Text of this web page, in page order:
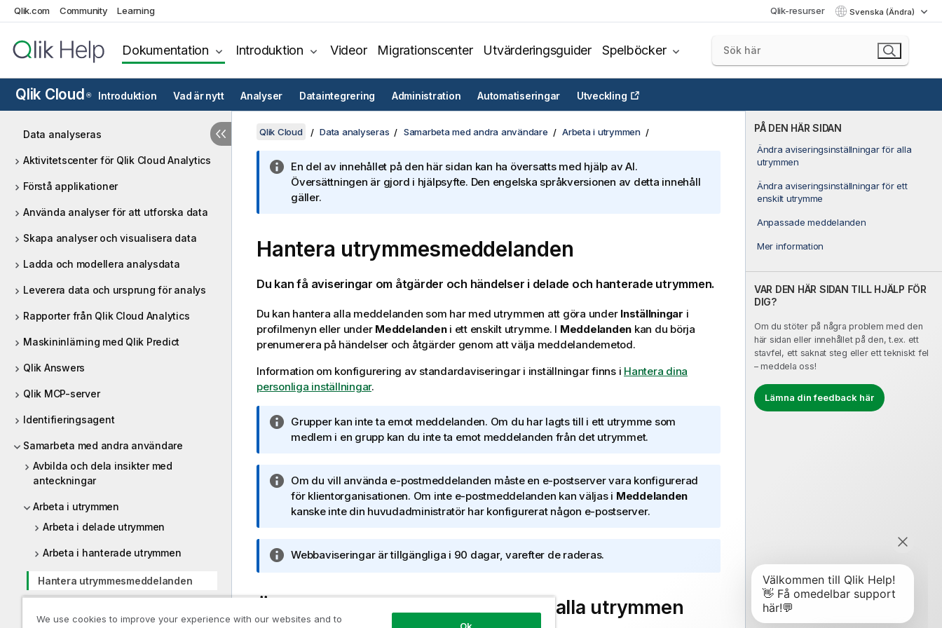
Qlik.com Community Learning Qlik-resurser Svenska (Ändra)
Dokumentation Introduktion Videor Migrationscenter Utvärderingsguider Spelböcker
Qlik Cloud ® Introduktion Vad är nytt Analyser Dataintegrering Administration Automatiseringar Utveckling
Data analyseras
Aktivitetscenter för Qlik Cloud Analytics
Förstå applikationer
Använda analyser för att utforska data
Skapa analyser och visualisera data
Ladda och modellera analysdata
Leverera data och ursprung för analys
Rapporter från Qlik Cloud Analytics
Maskininlärning med Qlik Predict
Qlik Answers
Qlik MCP-server
Identifieringsagent
Samarbeta med andra användare
Avbilda och dela insikter med
anteckningar
Arbeta i utrymmen
Arbeta i delade utrymmen
Arbeta i hanterade utrymmen
Hantera utrymmesmeddelanden
PÅ DEN HÄR SIDAN
Ändra aviseringsinställningar för alla
utrymmen
Ändra aviseringsinställningar för ett
enskilt utrymme
Anpassade meddelanden
Mer information
VAR DEN HÄR SIDAN TILL HJÄLP FÖR
DIG?
Om du stöter på några problem med den
här sidan eller innehållet på den, t.ex. ett
stavfel, ett saknat steg eller ett tekniskt fel
– meddela oss!
Lämna din feedback här
Qlik Cloud Data analyseras Samarbeta med andra användare Arbeta i utrymmen
En del av innehållet på den här sidan kan ha översatts med hjälp av AI.
Översättningen är gjord i hjälpsyfte. Den engelska språkversionen av detta innehåll
gäller.
Hantera utrymmesmeddelanden
Du kan få aviseringar om åtgärder och händelser i delade och hanteradeutrymmen.
Du kan hantera alla meddelanden som har med utrymmen att göra under Inställningar i
profilmenyn eller under Meddelandeni ett enskilt utrymme. I Meddelanden kan du börja
prenumerera på händelser och åtgärder genom att välja meddelandemetod.
Information om konfigurering av standardaviseringar i inställningar finns i Hantera dina
personliga inställningar.
A
n
c
k
n
g
n
Grupper kan inte ta emot meddelanden. Om du har lagts till i ett utrymme som
medlem i en grupp kan du inte ta emot meddelanden från det utrymmet.
A
n
t
k
g
Om du vill använda e-postmeddelanden måste en e-postserver vara konfigurerad
för klientorganisationen. Om inte e-postmeddelanden kan väljas i Meddelanden
kanske inte din huvudadministratör har konfigurerat någon e-postserver.
A
e
c
Webbaviseringar är tillgängliga i 90 dagar, varefter de raderas.
Ändra aviseringsinställningar för alla utrymmen
We use cookies to improve your experience with our websites and to